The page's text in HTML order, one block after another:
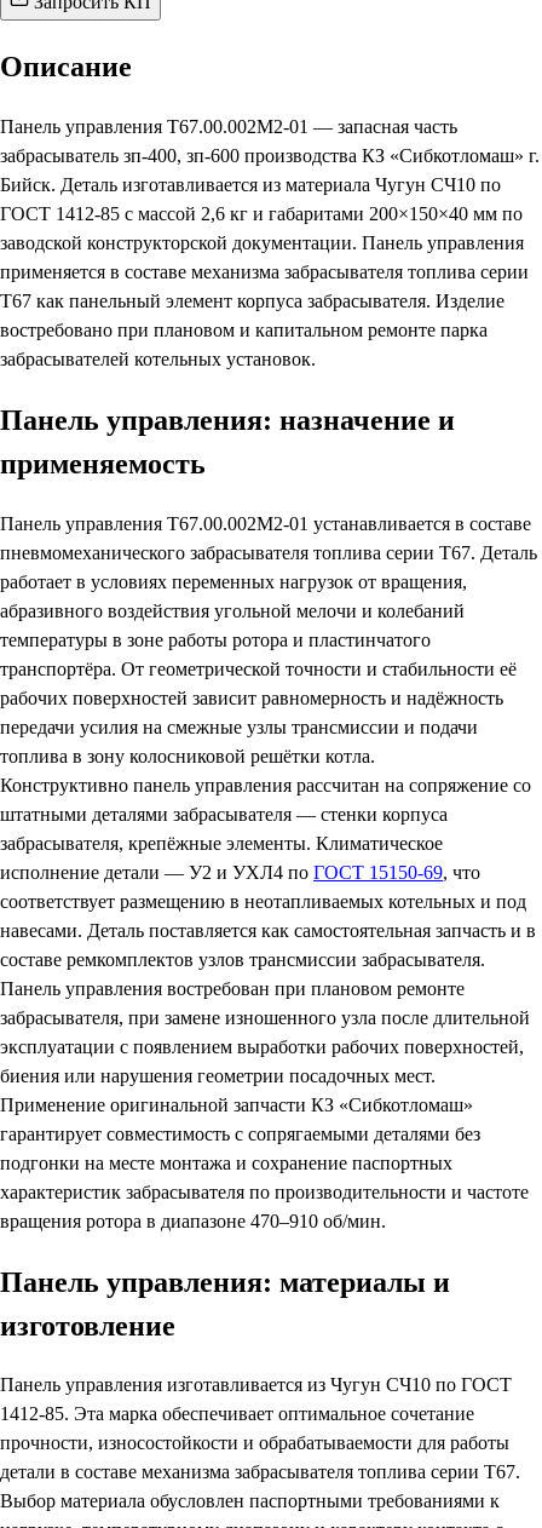
Описание
Панель управления Т67.00.002М2-01 — запасная часть
забрасыватель зп-400, зп-600 производства КЗ «Сибкотломаш» г.
Бийск. Деталь изготавливается из материала Чугун СЧ10 по
ГОСТ 1412-85 с массой 2,6 кг и габаритами 200×150×40 мм по
заводской конструкторской документации. Панель управления
применяется в составе механизма забрасывателя топлива серии
Т67 как панельный элемент корпуса забрасывателя. Изделие
востребовано при плановом и капитальном ремонте парка
забрасывателей котельных установок.
Панель управления: назначение и
применяемость
Панель управления Т67.00.002М2-01 устанавливается в составе
пневмомеханического забрасывателя топлива серии Т67. Деталь
работает в условиях переменных нагрузок от вращения,
абразивного воздействия угольной мелочи и колебаний
температуры в зоне работы ротора и пластинчатого
транспортёра. От геометрической точности и стабильности её
рабочих поверхностей зависит равномерность и надёжность
передачи усилия на смежные узлы трансмиссии и подачи
топлива в зону колосниковой решётки котла.
Конструктивно панель управления рассчитан на сопряжение со
штатными деталями забрасывателя — стенки корпуса
забрасывателя, крепёжные элементы. Климатическое
исполнение детали — У2 и УХЛ4 по ГОСТ 15150-69, что
соответствует размещению в неотапливаемых котельных и под
навесами. Деталь поставляется как самостоятельная запчасть и в
составе ремкомплектов узлов трансмиссии забрасывателя.
Панель управления востребован при плановом ремонте
забрасывателя, при замене изношенного узла после длительной
эксплуатации с появлением выработки рабочих поверхностей,
биения или нарушения геометрии посадочных мест.
Применение оригинальной запчасти КЗ «Сибкотломаш»
гарантирует совместимость с сопрягаемыми деталями без
подгонки на месте монтажа и сохранение паспортных
характеристик забрасывателя по производительности и частоте
вращения ротора в диапазоне 470–910 об/мин.
Панель управления: материалы и
изготовление
Панель управления изготавливается из Чугун СЧ10 по ГОСТ
1412-85. Эта марка обеспечивает оптимальное сочетание
прочности, износостойкости и обрабатываемости для работы
детали в составе механизма забрасывателя топлива серии Т67.
Выбор материала обусловлен паспортными требованиями к